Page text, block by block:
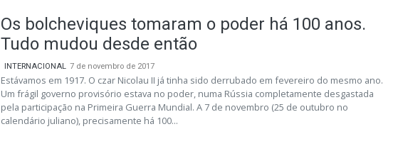
Os bolcheviques tomaram o poder há 100 anos.
Tudo mudou desde então
INTERNACIONAL 7 de novembro de 2017
Estávamos em 1917. O czar Nicolau II já tinha sido derrubado em fevereiro do mesmo ano.
Um frágil governo provisório estava no poder, numa Rússia completamente desgastada
pela participação na Primeira Guerra Mundial. A 7 de novembro (25 de outubro no
calendário juliano), precisamente há 100...